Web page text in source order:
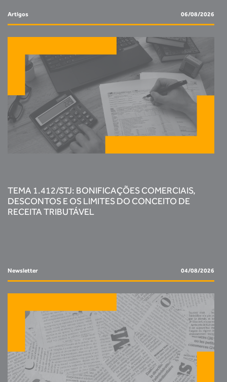
Artigos 06/08/2026
TEMA 1.412/STJ: BONIFICAÇÕES COMERCIAIS,
DESCONTOS E OS LIMITES DO CONCEITO DE
RECEITA TRIBUTÁVEL
Newsletter 04/08/2026